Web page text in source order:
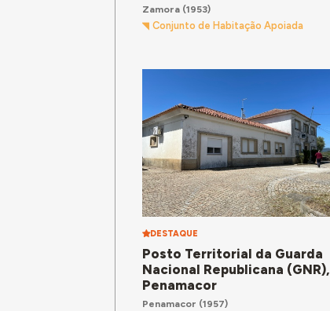
Zamora (1953)
Conjunto de Habitação Apoiada
DESTAQUE
Posto Territorial da Guarda
Nacional Republicana (GNR),
Penamacor
Penamacor (1957)